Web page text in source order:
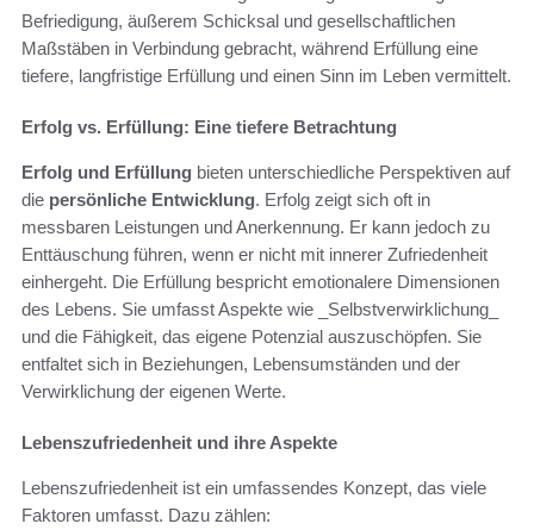
Befriedigung, äußerem Schicksal und gesellschaftlichen
Maßstäben in Verbindung gebracht, während Erfüllung eine
tiefere, langfristige Erfüllung und einen Sinn im Leben vermittelt.
Erfolg vs. Erfüllung: Eine tiefere Betrachtung
Erfolg und Erfüllung bieten unterschiedliche Perspektiven auf
die persönliche Entwicklung. Erfolg zeigt sich oft in
messbaren Leistungen und Anerkennung. Er kann jedoch zu
Enttäuschung führen, wenn er nicht mit innerer Zufriedenheit
einhergeht. Die Erfüllung bespricht emotionalere Dimensionen
des Lebens. Sie umfasst Aspekte wie _Selbstverwirklichung_
und die Fähigkeit, das eigene Potenzial auszuschöpfen. Sie
entfaltet sich in Beziehungen, Lebensumständen und der
Verwirklichung der eigenen Werte.
Lebenszufriedenheit und ihre Aspekte
Lebenszufriedenheit ist ein umfassendes Konzept, das viele
Faktoren umfasst. Dazu zählen: